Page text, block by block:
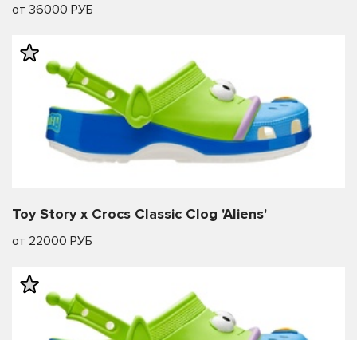
от 36000 РУБ
Toy Story x Crocs Classic Clog 'Aliens'
от 22000 РУБ